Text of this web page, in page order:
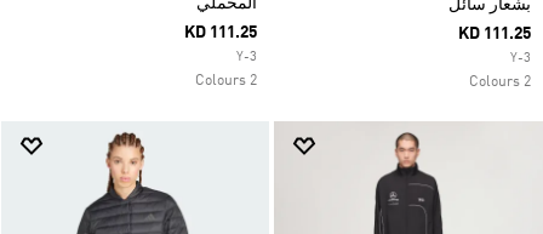
بشعار سائل
KD 111.25
Y-3
2 Colours
المخملي
KD 111.25
Y-3
2 Colours